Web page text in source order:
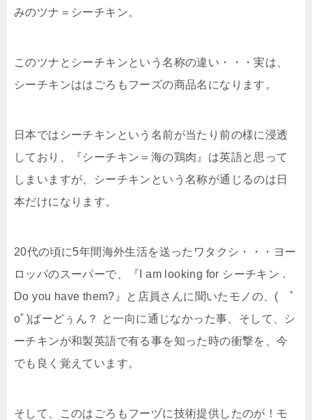
みのツナ＝シーチキン。
このツナとシーチキンという名称の違い・・・実は、
シーチキンははごろもフーズの商品名になります。
日本ではシーチキンという名前が当たり前の様に浸透
しており、『シーチキン＝海の鶏肉』は英語と思って
しまいますが、シーチキンという名称が通じるのは日
本だけになります。
20代の頃に5年間海外生活を送ったワタクシ・・・ヨー
ロッパのスーパーで、『I am looking for シーチキン .
Do you have them?』と店員さんに聞いたモノの、( ﾟ
oﾟ)ぱーどぅん？ と一向に通じなかった事、そして、シ
ーチキンが和製英語で有る事を知った時の衝撃を、今
でも良く覚えています。
そして、このはごろもフーヅに技術提供したのが！モ